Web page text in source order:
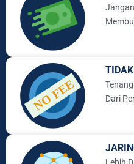
Dari
Lebih